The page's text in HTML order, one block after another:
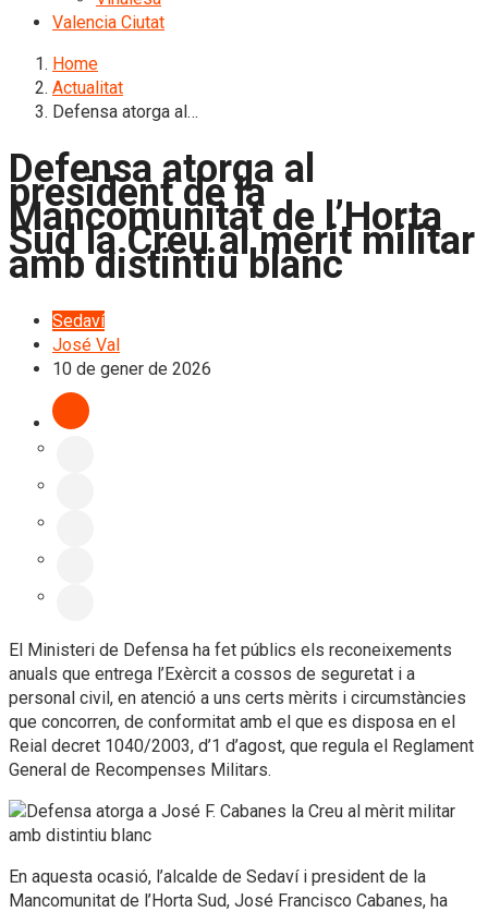
Valencia Ciutat
Home
Actualitat
Defensa atorga al…
Defensa atorga al
president de la
Mancomunitat de l’Horta
Sud la Creu al mèrit militar
amb distintiu blanc
Sedaví
José Val
10 de gener de 2026
El Ministeri de Defensa ha fet públics els reconeixements
anuals que entrega l’Exèrcit a cossos de seguretat i a
personal civil, en atenció a uns certs mèrits i circumstàncies
que concorren, de conformitat amb el que es disposa en el
Reial decret 1040/2003, d’1 d’agost, que regula el Reglament
General de Recompenses Militars.
En aquesta ocasió, l’alcalde de Sedaví i president de la
Mancomunitat de l’Horta Sud, José Francisco Cabanes, ha